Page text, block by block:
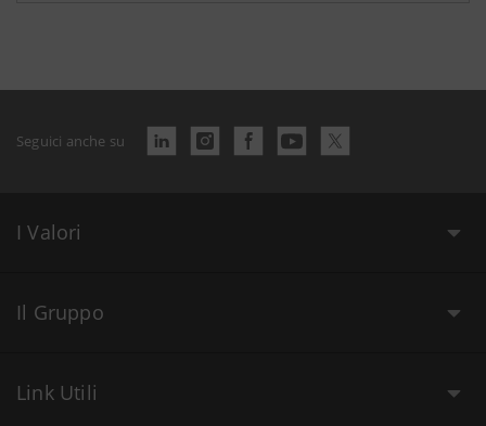
Seguici anche su
I Valori
Il Gruppo
Link Utili